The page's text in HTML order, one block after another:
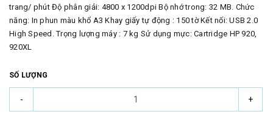
trang/ phút Độ phân giải: 4800 x 1200dpi Bộ nhớ trong: 32 MB. Chức
năng: In phun màu khổ A3 Khay giấy tự động : 150 tờ Kết nối: USB 2.0
High Speed. Trọng lượng máy : 7 kg Sử dụng mực: Cartridge HP 920,
920XL
SỐ LƯỢNG
- +